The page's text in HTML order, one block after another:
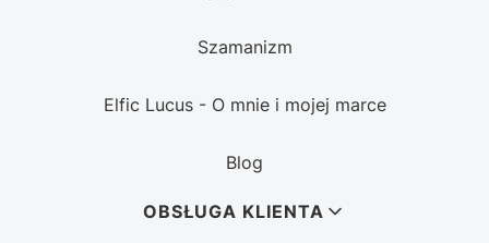
Szamanizm
Elfic Lucus - O mnie i mojej marce
Blog
OBSŁUGA KLIENTA